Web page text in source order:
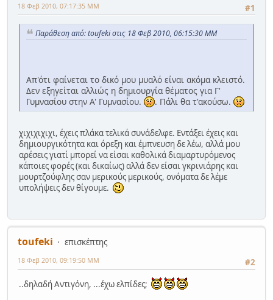
#1
18 Φεβ 2010, 07:17:35 ΜΜ
Παράθεση από: toufeki στις 18 Φεβ 2010, 06:15:30 ΜΜ
Απ'ότι φαίνεται το δικό μου μυαλό είναι ακόμα κλειστό.
Δεν εξηγείται αλλιώς η δημιουργία θέματος για Γ'
Γυμνασίου στην Α' Γυμνασίου.
. Πάλι θα τ'ακούσω.
χιχιχιχιχι, έχεις πλάκα τελικά συνάδελφε. Εντάξει έχεις και
δημιουργικότητα και όρεξη και έμπνευση δε λέω, αλλά μου
αρέσεις γιατί μπορεί να είσαι καθολικά διαμαρτυρόμενος
κάποιες φορές (και δικαίως) αλλά δεν είσαι γκρινιάρης και
μουρτζούφλης σαν μερικούς μερικούς, ονόματα δε λέμε
υπολήψεις δεν θίγουμε.
toufeki
επισκέπτης
#2
18 Φεβ 2010, 09:19:50 ΜΜ
..δηλαδή Αντιγόνη, ...έχω ελπίδες;